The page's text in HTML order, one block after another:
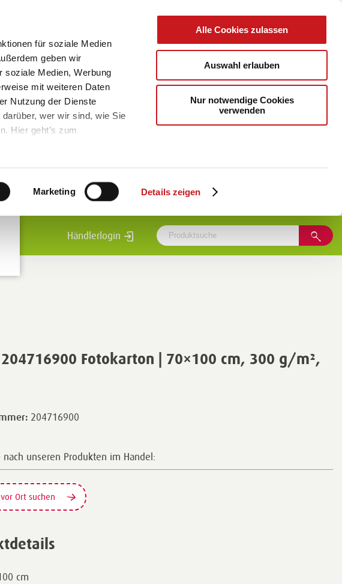
für soziale Medien
geben wir
soziale Medien, Werbung
mit weiteren Daten
Nutzung der Dienste
darüber, wer wir sind, wie Sie
Hier geht’s zum
Marketing Details zeigen
Alle Cookies zulassen
Auswahl erlauben
Nur notwendige Cookies
verwenden
Händlerlogin
204716900 Fotokarton | 70×100 cm, 300 g/m²,
204716900
nach unseren Produkten im Handel:
Ort suchen
cm